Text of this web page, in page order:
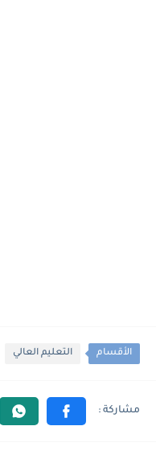
الأقسام التعليم العالي